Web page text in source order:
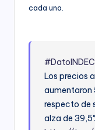
cada uno.
#DatoINDEC
Los precios
aumentaron
respecto de
alza de